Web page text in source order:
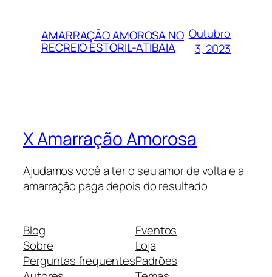
AMARRAÇÃO AMOROSA NO
RECREIO ESTORIL-ATIBAIA
Outubro
3, 2023
X Amarração Amorosa
Ajudamos você a ter o seu amor de volta e a
amarração paga depois do resultado
Blog
Sobre
Perguntas frequentes
Eventos
Loja
Padrões